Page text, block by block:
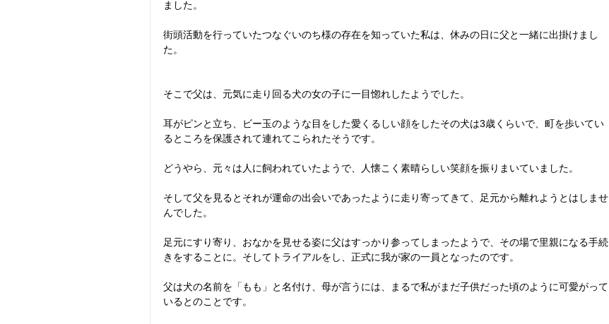
ました。
街頭活動を行っていたつなぐいのち様の存在を知っていた私は、休みの日に父と一緒に出掛けまし
た。
そこで父は、元気に走り回る犬の女の子に一目惚れしたようでした。
耳がピンと立ち、ビー玉のような目をした愛くるしい顔をしたその犬は3歳くらいで、町を歩いてい
るところを保護されて連れてこられたそうです。
どうやら、元々は人に飼われていたようで、人懐こく素晴らしい笑顔を振りまいていました。
そして父を見るとそれが運命の出会いであったように走り寄ってきて、足元から離れようとはしませ
んでした。
足元にすり寄り、おなかを見せる姿に父はすっかり参ってしまったようで、その場で里親になる手続
きをすることに。そしてトライアルをし、正式に我が家の一員となったのです。
父は犬の名前を「もも」と名付け、母が言うには、まるで私がまだ子供だった頃のように可愛がって
いるとのことです。